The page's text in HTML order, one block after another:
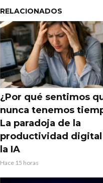
RELACIONADOS
¿Por qué sentimos
nunca tenemos
La paradoja de la
productividad
la IA
Hace 15 horas